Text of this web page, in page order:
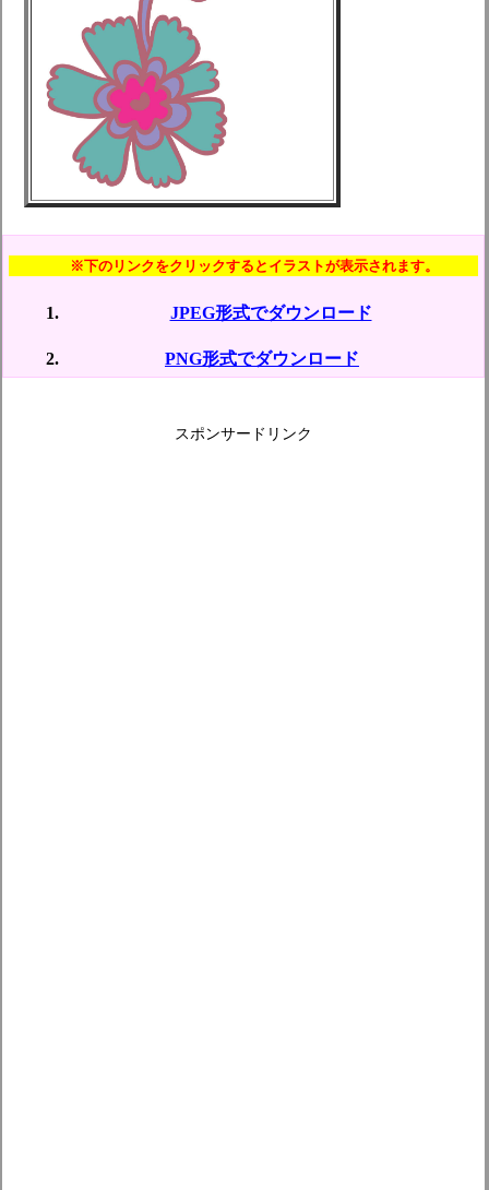
※下のリンクをクリックするとイラストが表示されます。
JPEG形式でダウンロード
PNG形式でダウンロード
スポンサードリンク